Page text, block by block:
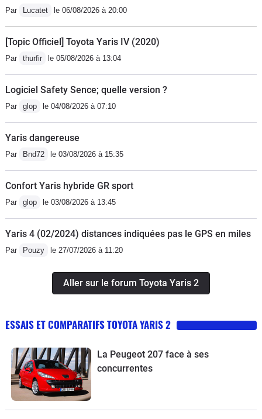
Par Lucatet le 06/08/2026 à 20:00
[Topic Officiel] Toyota Yaris IV (2020)
Par thurfir le 05/08/2026 à 13:04
Logiciel Safety Sence; quelle version ?
Par glop le 04/08/2026 à 07:10
Yaris dangereuse
Par Bnd72 le 03/08/2026 à 15:35
Confort Yaris hybride GR sport
Par glop le 03/08/2026 à 13:45
Yaris 4 (02/2024) distances indiquées pas le GPS en miles
Par Pouzy le 27/07/2026 à 11:20
Aller sur le forum Toyota Yaris 2
ESSAIS ET COMPARATIFS TOYOTA YARIS 2
La Peugeot 207 face à ses
concurrentes